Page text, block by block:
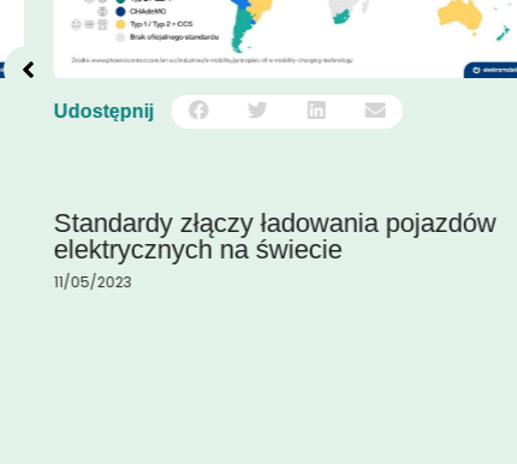
Udostępnij
Standardy złączy ładowania pojazdów
elektrycznych na świecie
11/05/2023